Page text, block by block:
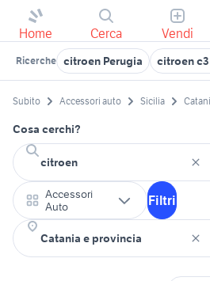
Home Cerca Vendi
Ricerche citroen Perugia citroen
Subito Accessori auto Sicilia
Cosa cerchi?
Accessori
Auto
Filtri